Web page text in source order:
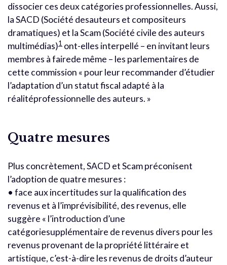
dissocier ces deux catégories professionnelles. Aussi,
la SACD (Société desauteurs et compositeurs
dramatiques) et la Scam (Société civile des auteurs
multimédias)1 ont-elles interpellé – en invitant leurs
membres à fairede même – les parlementaires de
cette commission « pour leur recommander d’étudier
l’adaptation d’un statut fiscal adapté à la
réalitéprofessionnelle des auteurs. »
Quatre mesures
Plus concrètement, SACD et Scam préconisent
l’adoption de quatre mesures :
• face aux incertitudes sur la qualification des
revenus et à l’imprévisibilité, des revenus, elle
suggère « l’introduction d’une
catégoriesupplémentaire de revenus divers pour les
revenus provenant de la propriété littéraire et
artistique, c’est-à-dire les revenus de droits d’auteur